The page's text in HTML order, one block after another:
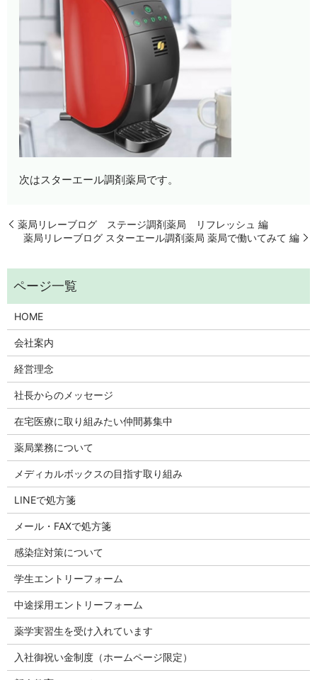
次はスターエール調剤薬局です。
薬局リレーブログ ステージ調剤薬局 リフレッシュ 編
薬局リレーブログ スターエール調剤薬局 薬局で働いてみて 編
HOME
会社案内
経営理念
社長からのメッセージ
在宅医療に取り組みたい仲間募集中
薬局業務について
メディカルボックスの目指す取り組み
LINEで処方箋
メール・FAXで処方箋
感染症対策について
学生エントリーフォーム
中途採用エントリーフォーム
薬学実習生を受け入れています
入社御祝い金制度（ホームページ限定）